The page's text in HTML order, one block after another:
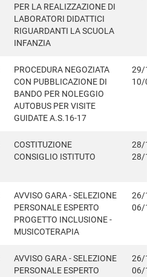
PER LA REALIZZAZIONE DI
LABORATORI DIDATTICI
RIGUARDANTI LA SCUOLA
INFANZIA
PROCEDURA NEGOZIATA
CON PUBBLICAZIONE DI
BANDO PER NOLEGGIO
AUTOBUS PER VISITE
GUIDATE A.S.16-17
29/
10/
COSTITUZIONE
CONSIGLIO ISTITUTO
28/
28/
AVVISO GARA - SELEZIONE
PERSONALE ESPERTO
PROGETTO INCLUSIONE -
MUSICOTERAPIA
26/
06/
AVVISO GARA - SELEZIONE
PERSONALE ESPERTO
26/
06/